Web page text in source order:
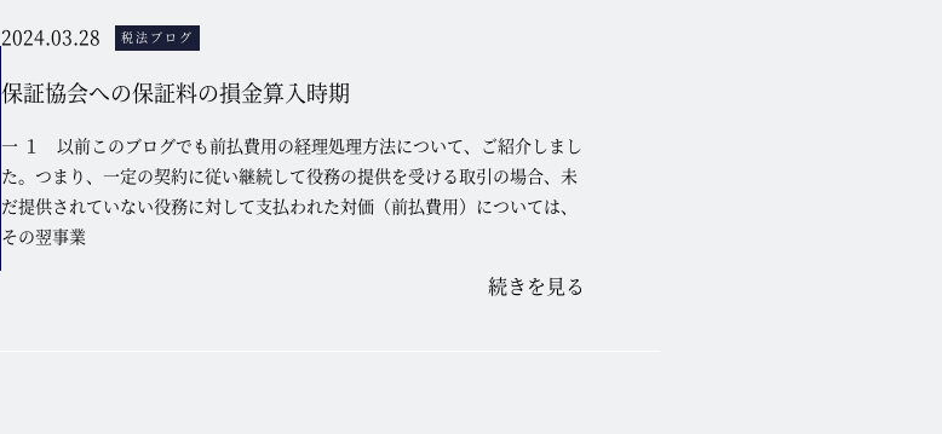
2024.03.28 税法ブログ
保証協会への保証料の損金算入時期
一 １ 以前このブログでも前払費用の経理処理方法について、ご紹介しまし
た。つまり、一定の契約に従い継続して役務の提供を受ける取引の場合、未
だ提供されていない役務に対して支払われた対価（前払費用）については、
その翌事業
続きを見る